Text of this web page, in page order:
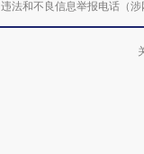
违法和不良信息举报电话（